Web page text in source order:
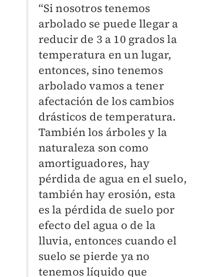
“Si nosotros tenemos
arbolado se puede llegar a
reducir de 3 a 10 grados la
temperatura en un lugar,
entonces, sino tenemos
arbolado vamos a tener
afectación de los cambios
drásticos de temperatura.
También los árboles y la
naturaleza son como
amortiguadores, hay
pérdida de agua en el suelo,
también hay erosión, esta
es la pérdida de suelo por
efecto del agua o de la
lluvia, entonces cuando el
suelo se pierde ya no
tenemos líquido que